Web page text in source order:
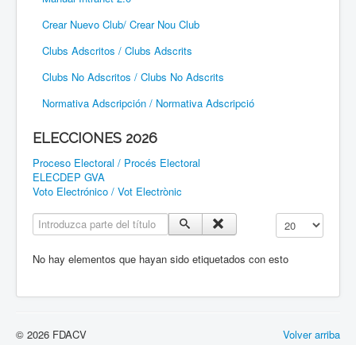
Crear Nuevo Club/ Crear Nou Club
Clubs Adscritos / Clubs Adscrits
Clubs No Adscritos / Clubs No Adscrits
Normativa Adscripción / Normativa Adscripció
ELECCIONES 2026
Proceso Electoral / Procés Electoral
ELECDEP GVA
Voto Electrónico / Vot Electrònic
Introduzca parte del título
Cantidad a
No hay elementos que hayan sido etiquetados con esto
Volver arriba
© 2026 FDACV